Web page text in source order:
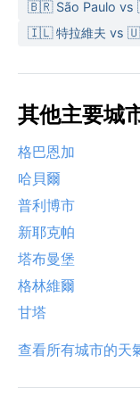
🇧🇷 São Paulo vs
🇮🇱 特拉維夫 vs
其他主要城
格巴恩加
哈貝爾
普利博市
新耶克帕
塔布曼堡
格林維爾
甘塔
查看所有城市的天